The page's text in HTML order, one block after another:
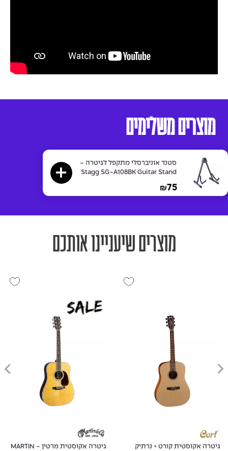
מוצרים משלימים
סטנד אוניברסלי מתקפל לגיטרה -
Stagg SG-A108BK Guitar Stand
₪75
מוצרים שיעניינו אותכם
גיטרה אקוסטית קורט + נרתיק
גיטרה אקוסטית מרטין - MARTIN